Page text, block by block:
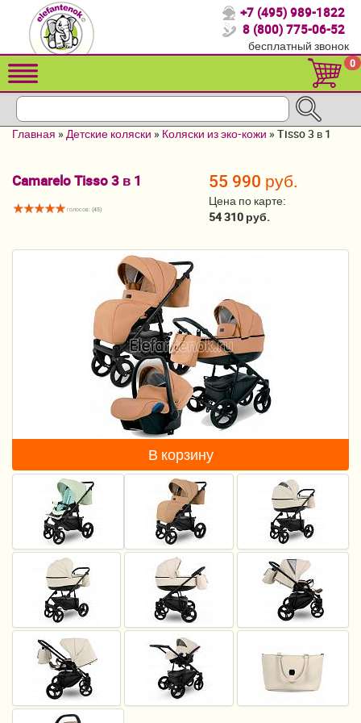
Спасибо, что выбрали нас!
Распродажа!
Детские коляски
Кровати для детей от 2-3 лет
Конверты, муфты
Детский транспорт
Мебель и аксессуары
Постельные принадлежности
Качели, шезлонги
Манежи
Безопасность ребенка
Ходунки и прыгунки
Игры и развитие
Принадлежности для выписки
Сумки для мам и детей
Кенгуру и слинги
+7 (495) 989-1822
8 (800) 775-06-52
бесплатный звонок
0
Главная »Детские коляски » Коляски из эко-кожи »Tisso 3 в 1
Camarelo Tisso 3 в 1
голосов: (45)
55 990 руб.
Цена по карте:
54 310 руб.
В корзину